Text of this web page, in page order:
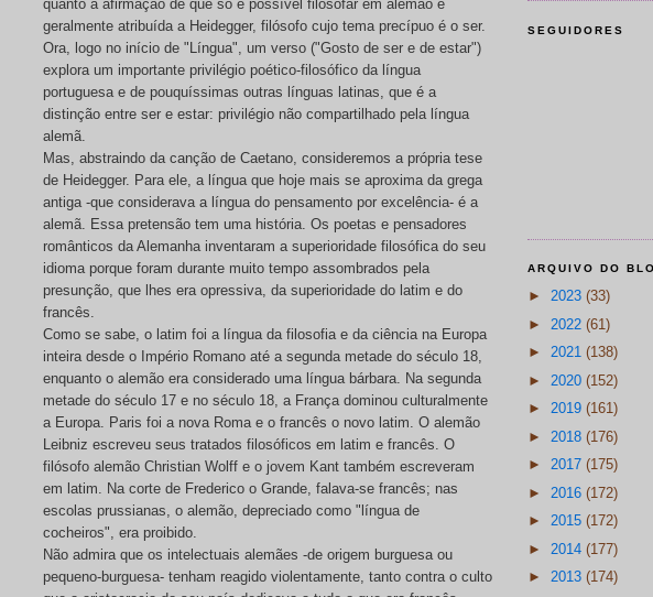
quanto a afirmação de que só é possível filosofar em alemão é
geralmente atribuída a Heidegger, filósofo cujo tema precípuo é o ser.
Ora, logo no início de "Língua", um verso ("Gosto de ser e de estar")
explora um importante privilégio poético-filosófico da língua
portuguesa e de pouquíssimas outras línguas latinas, que é a
distinção entre ser e estar: privilégio não compartilhado pela língua
alemã.
Mas, abstraindo da canção de Caetano, consideremos a própria tese
de Heidegger. Para ele, a língua que hoje mais se aproxima da grega
antiga -que considerava a língua do pensamento por excelência- é a
alemã. Essa pretensão tem uma história. Os poetas e pensadores
românticos da Alemanha inventaram a superioridade filosófica do seu
idioma porque foram durante muito tempo assombrados pela
presunção, que lhes era opressiva, da superioridade do latim e do
francês.
Como se sabe, o latim foi a língua da filosofia e da ciência na Europa
inteira desde o Império Romano até a segunda metade do século 18,
enquanto o alemão era considerado uma língua bárbara. Na segunda
metade do século 17 e no século 18, a França dominou culturalmente
a Europa. Paris foi a nova Roma e o francês o novo latim. O alemão
Leibniz escreveu seus tratados filosóficos em latim e francês. O
filósofo alemão Christian Wolff e o jovem Kant também escreveram
em latim. Na corte de Frederico o Grande, falava-se francês; nas
escolas prussianas, o alemão, depreciado como "língua de
cocheiros", era proibido.
Não admira que os intelectuais alemães -de origem burguesa ou
pequeno-burguesa- tenham reagido violentamente, tanto contra o culto
SEGUIDORES
ARQUIVO DO
► 2023 (33)
► 2022 (61)
► 2021 (138)
► 2020 (152)
► 2019 (161)
► 2018 (176)
► 2017 (175)
► 2016 (172)
► 2015 (172)
► 2014 (177)
► 2013 (174)